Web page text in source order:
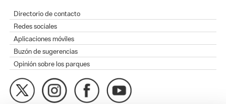
Directorio de contacto
Redes sociales
Aplicaciones móviles
Buzón de sugerencias
Opinión sobre los parques